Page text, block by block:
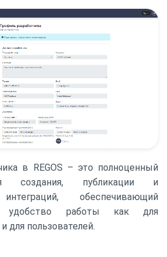
в REGOS – это полноценный
создания, публикации и
обеспечивающий
удобство работы как для
для пользователей.